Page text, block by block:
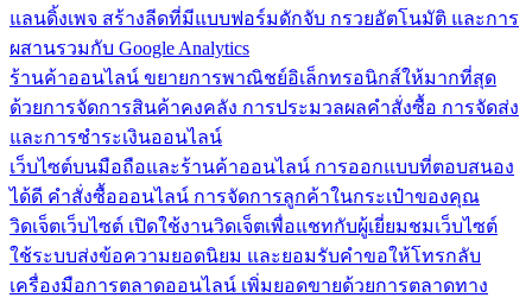
แลนดิ้งเพจ สร้างลีดที่มีแบบฟอร์มดักจับ กรวยอัตโนมัติ และการ
ผสานรวมกับ Google Analytics
ร้านค้าออนไลน์ ขยายการพาณิชย์อิเล็กทรอนิกส์ให้มากที่สุด
ด้วยการจัดการสินค้าคงคลัง การประมวลผลคำสั่งซื้อ การจัดส่ง
และการชำระเงินออนไลน์
เว็บไซต์บนมือถือและร้านค้าออนไลน์ การออกแบบที่ตอบสนอง
ได้ดี คำสั่งซื้อออนไลน์ การจัดการลูกค้าในกระเป๋าของคุณ
วิดเจ็ตเว็บไซต์ เปิดใช้งานวิดเจ็ตเพื่อแชทกับผู้เยี่ยมชมเว็บไซต์
ใช้ระบบส่งข้อความยอดนิยม และยอมรับคำขอให้โทรกลับ
เครื่องมือการตลาดออนไลน์ เพิ่มยอดขายด้วยการตลาดทาง